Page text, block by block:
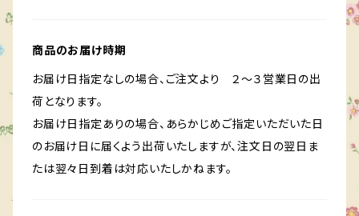
商品のお届け時期
お届け日指定なしの場合、ご注文より ２～３営業日の出
荷となります。
お届け日指定ありの場合、あらかじめご指定いただいた日
のお届け日に届くよう出荷いたしますが、注文日の翌日ま
たは翌々日到着は対応いたしかねます。